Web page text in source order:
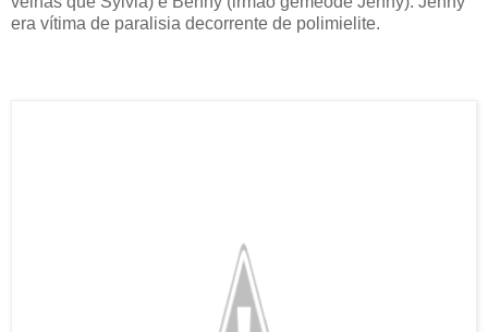
era vítima de paralisia decorrente de polimielite.